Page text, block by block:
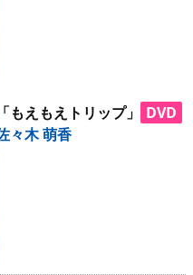
「もえもえトリップ」
DVD
々木 萌香